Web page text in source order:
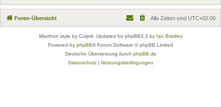
Foren-Übersicht Alle Zeiten sind UTC+02:00
Maxthon style by Culprit. Updated for phpBB3.3 by Ian Bradley
Powered by phpBB® Forum Software © phpBB Limited
Deutsche Übersetzung durch phpBB.de
Datenschutz| Nutzungsbedingungen